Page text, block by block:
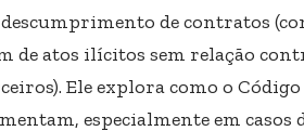
de contratos
de atos ilícitos sem relação
Ele explora como o
especialmente em casos